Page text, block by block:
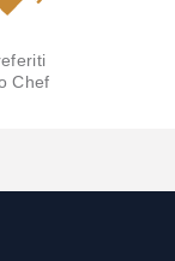
Chef